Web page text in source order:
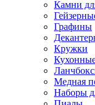
Камни
Графины
Кружки
Медная
Наборы